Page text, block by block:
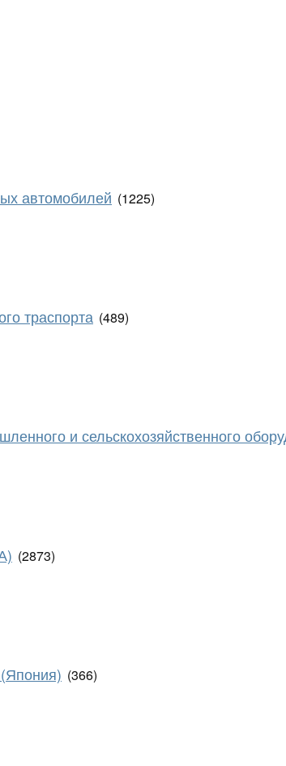
автомобилей (1225)
траспорта (489)
и сельскохозяйственного
(2873)
(366)